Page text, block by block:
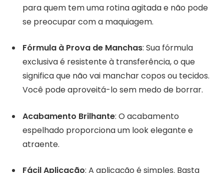
para quem tem uma rotina agitada e não pode
se preocupar com a maquiagem.
Fórmula à Prova de Manchas: Sua fórmula
exclusiva é resistente à transferência, o que
significa que não vai manchar copos ou tecidos.
Você pode aproveitá-lo sem medo de borrar.
Acabamento Brilhante: O acabamento
espelhado proporciona um look elegante e
atraente.
Fácil Aplicação: A aplicação é simples. Basta